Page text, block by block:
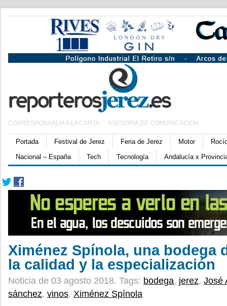
CORRESPONSALÍA A LA CARTA ASESORÍA DE COMUNICACIÓN
Portada Festival de Jerez Feria de Jerez Motor
Nacional – España
Tech Tecnología Andalucía x
Ximénez Spínola, una bodega
la calidad y la especialización
Noticia de 03 agosto 2018. Tags: bodega, jerez, José
sánchez, vinos, Ximénez Spínola